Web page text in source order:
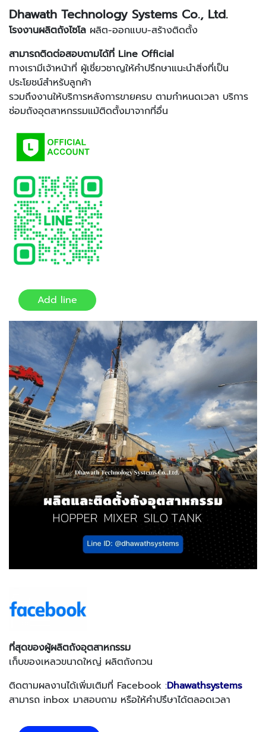
Dhawath Technology Systems Co., Ltd.
โรงงานผลิตถังไซโล ผลิต-ออกแบบ-สร้างติดตั้ง
สามารถติดต่อสอบถามได้ที่ Line Official
ทางเรามีเจ้าหน้าที่ ผู้เชี่ยวชาญให้คำปรึกษาแนะนำสิ่งที่เป็น
ประโยชน์สำหรับลูกค้า
รวมถึงงานให้บริการหลังการขายครบ ตามกำหนดเวลา บริการ
ซ่อมถังอุตสาหกรรมแม้ติดตั้งมาจากที่อื่น
Add line
ที่สุดของผู้ผลิตถังอุตสาหกรรม
เก็บของเหลวขนาดใหญ่ ผลิตถังกวน
ติดตามผลงานได้เพิ่มเติมที่ Facebook :Dhawathsystems
สามารถ inbox มาสอบถาม หรือให้คำปรึษาได้ตลอดเวลา